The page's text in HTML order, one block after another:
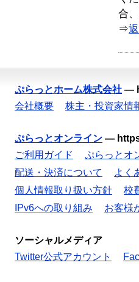
合
⇒
ぷらっとホーム株式会社 —
会社概要
株主・投資家情
ぷらっとオンライン —
ご利用ガイド
ぷらっとオ
配送・決済について
よく
個人情報取り扱い方針
校
IPv6への取り組み
お客様
ソーシャルメディア
Twitter公式アカウント